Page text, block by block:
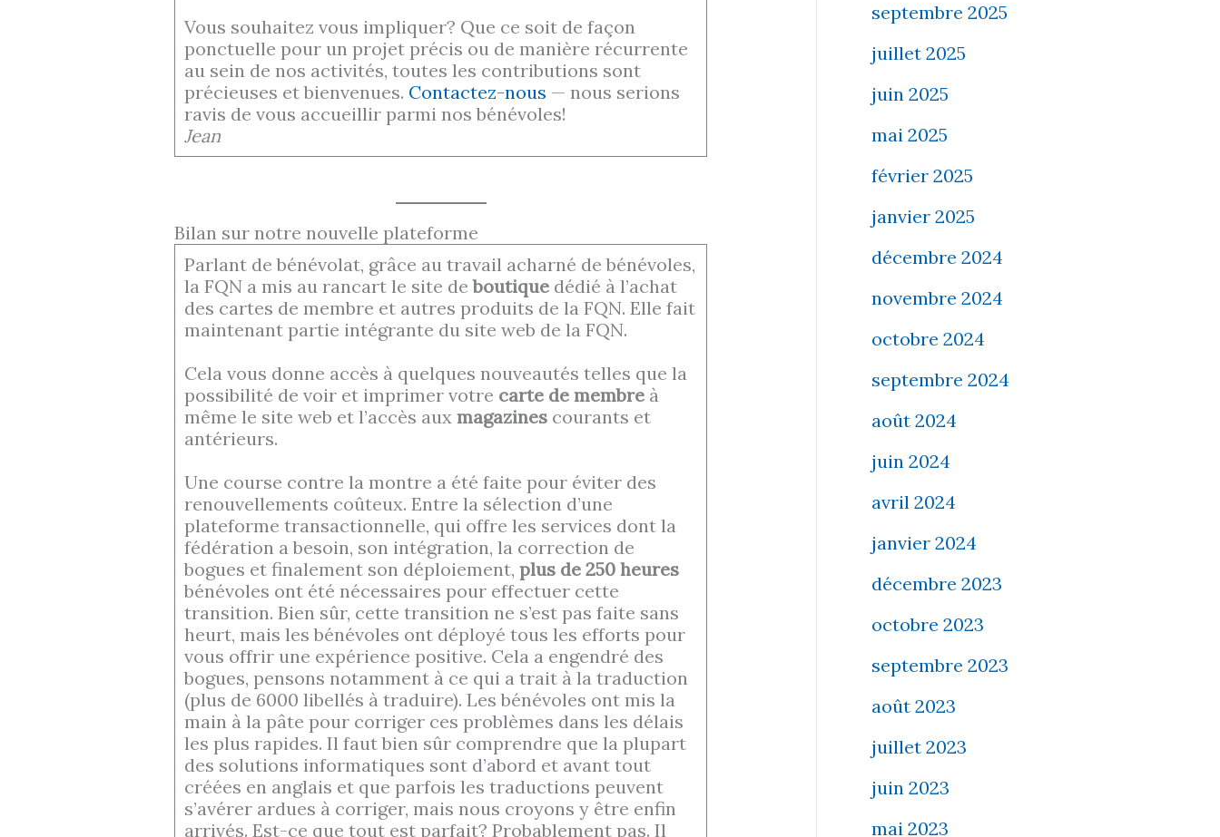
Vous souhaitez vous impliquer? Que ce soit de façon
ponctuelle pour un projet précis ou de manière récurrente
au sein de nos activités, toutes les contributions sont
précieuses et bienvenues. Contactez-nous — nous serions
ravis de vous accueillir parmi nos bénévoles!
Jean
Bilan sur notre nouvelle plateforme
Parlant de bénévolat, grâce au travail acharné de bénévoles,
la FQN a mis au rancart le site deboutique dédié à l’achat
des cartes de membre et autres produits de la FQN. Elle fait
maintenant partie intégrante du site web de la FQN.
Cela vous donne accès à quelques nouveautés telles que la
possibilité de voir et imprimer votre carte de membre à
même le site web et l’accès aux magazines courants et
antérieurs.
Une course contre la montre a été faite pour éviter des
renouvellements coûteux. Entre la sélection d’une
plateforme transactionnelle, qui offre les services dont la
fédération a besoin, son intégration, la correction de
bogues et finalement son déploiement, plus de 250 heures
bénévoles ont été nécessaires pour effectuer cette
transition. Bien sûr, cette transition ne s’est pas faite sans
heurt, mais les bénévoles ont déployé tous les efforts pour
vous offrir une expérience positive. Cela a engendré des
bogues, pensons notamment à ce qui a trait à la traduction
(plus de 6000 libellés à traduire). Les bénévoles ont mis la
main à la pâte pour corriger ces problèmes dans les délais
les plus rapides. Il faut bien sûr comprendre que la plupart
des solutions informatiques sont d’abord et avant tout
créées en anglais et que parfois les traductions peuvent
s’avérer ardues à corriger, mais nous croyons y être enfin
arrivés. Est-ce que tout est parfait? Probablement pas. Il
septembre 2025
juillet 2025
juin 2025
mai 2025
février 2025
janvier 2025
décembre 2024
novembre 2024
octobre 2024
septembre 2024
août 2024
juin 2024
avril 2024
janvier 2024
décembre 2023
octobre 2023
septembre 2023
août 2023
juillet 2023
juin 2023
mai 2023